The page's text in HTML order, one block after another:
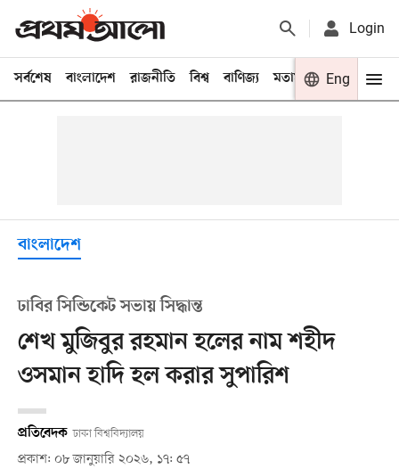
Login
সর্বশেষ বাংলাদেশ রাজনীতি বিশ্ব বাণিজ্য মতামত খেলা
Eng
বাংলাদেশ
ঢাবির সিন্ডিকেট সভায় সিদ্ধান্ত
শেখ মুজিবুর রহমান হলের নাম শহীদ
ওসমান হাদি হল করার সুপারিশ
প্রতিবেদক ঢাকা বিশ্ববিদ্যালয়
প্রকাশ: ০৮ জানুয়ারি ২০২৬, ১৭: ৫৭